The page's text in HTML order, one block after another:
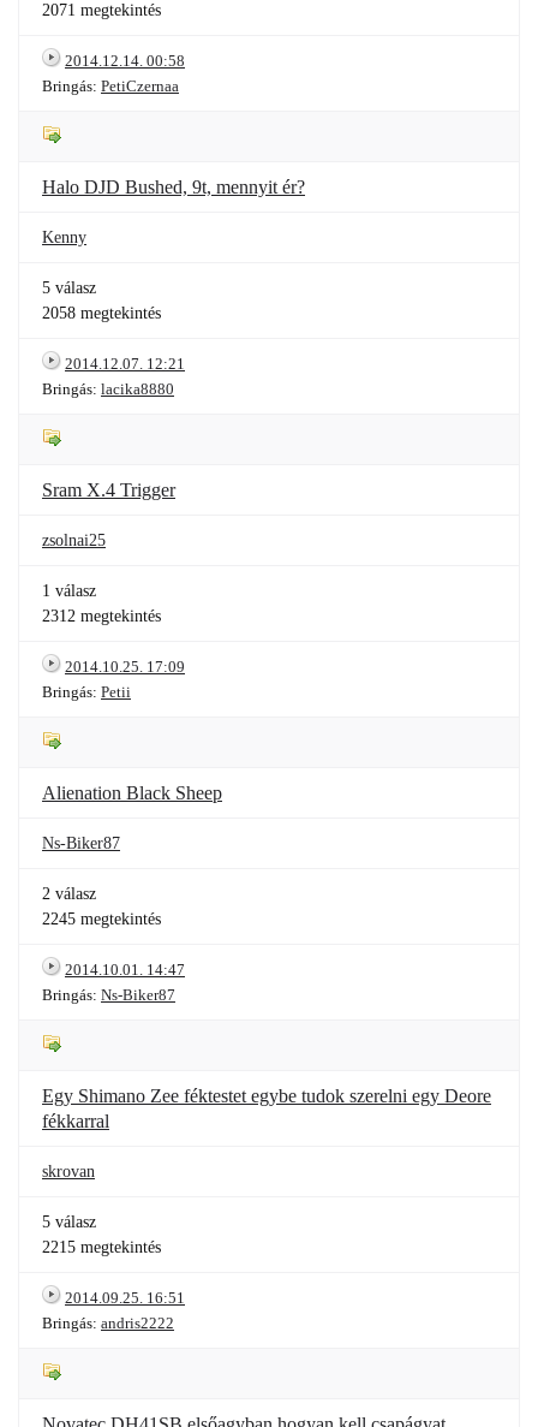
2071 megtekintés
2014.12.14. 00:58
Bringás: PetiCzernaa
Halo DJD Bushed, 9t, mennyit ér?
Kenny
5 válasz
2058 megtekintés
2014.12.07. 12:21
Bringás: lacika8880
Sram X.4 Trigger
zsolnai25
1 válasz
2312 megtekintés
2014.10.25. 17:09
Bringás: Petii
Alienation Black Sheep
Ns-Biker87
2 válasz
2245 megtekintés
2014.10.01. 14:47
Bringás: Ns-Biker87
Egy Shimano Zee féktestet egybe tudok szerelni egy Deore
fékkarral
skrovan
5 válasz
2215 megtekintés
2014.09.25. 16:51
Bringás: andris2222